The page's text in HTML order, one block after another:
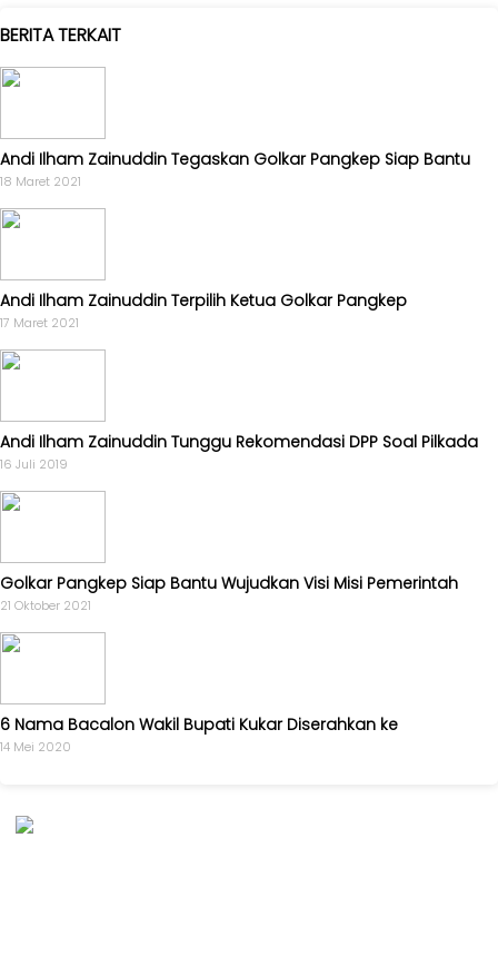
KABAR
BERITA TERKAIT
Andi Ilham Zainuddin Tegaskan Golkar Pangkep Siap Bantu
18 Maret 2021
Andi Ilham Zainuddin Terpilih Ketua Golkar Pangkep
17 Maret 2021
Andi Ilham Zainuddin Tunggu Rekomendasi DPP Soal Pilkada
16 Juli 2019
Golkar Pangkep Siap Bantu Wujudkan Visi Misi Pemerintah
21 Oktober 2021
6 Nama Bacalon Wakil Bupati Kukar Diserahkan ke
14 Mei 2020